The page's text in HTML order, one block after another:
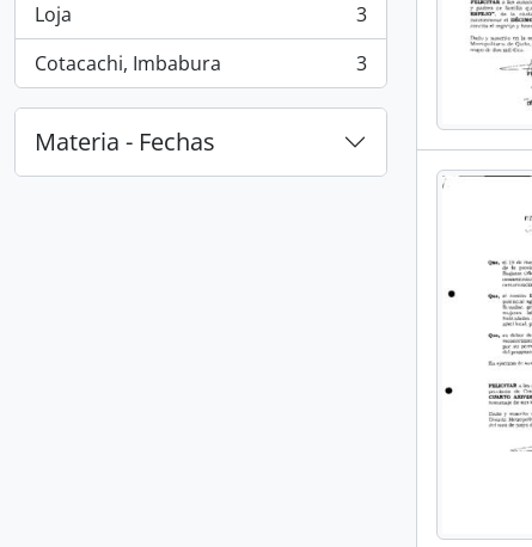
Loja
, 3 resultados
3
Cotacachi, Imbabura
, 3 resultados 3
Materia - Fechas